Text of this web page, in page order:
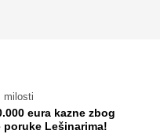
milosti
eura kazne zbog
poruke Lešinarima!